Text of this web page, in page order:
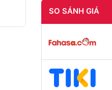
SO SÁNH GIÁ